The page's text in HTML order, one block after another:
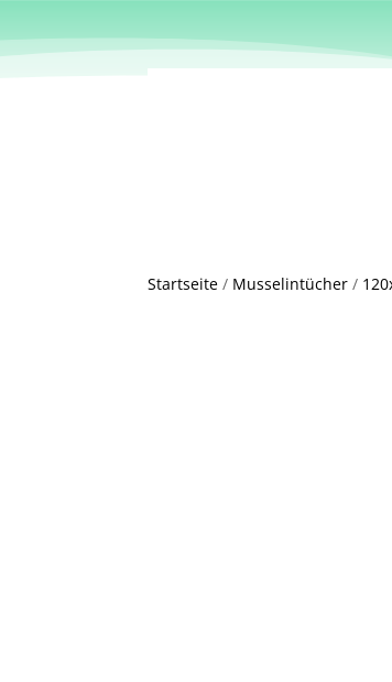
Startseite / Musselintücher /